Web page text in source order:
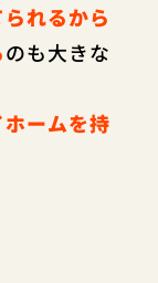
れるから
のも大きな
ホームを持